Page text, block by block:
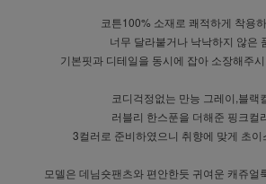
코튼100% 소재로 쾌적하게 착용
너무 달라붙거나 낙낙하지 않은
기본핏과 디테일을 동시에 잡아 소장해주
코디걱정없는 만능 그레이,블랙
러블리 한스푼을 더해준 핑크컬
3컬러로 준비하였으니 취향에 맞게 초이
모델은 데님숏팬츠와 편안한듯 귀여운 캐쥬얼